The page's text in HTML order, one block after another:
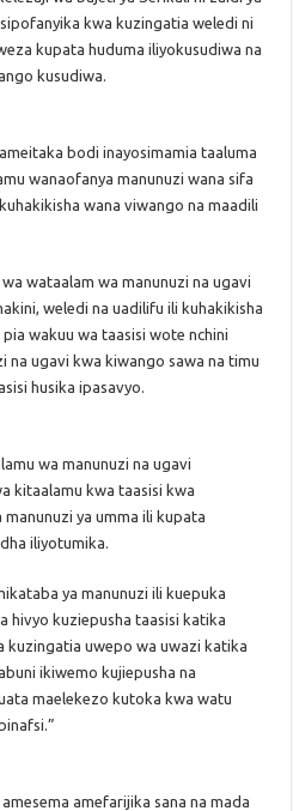
kwa kuzingatia weledi ni
kupata huduma iliyokusudiwa na
kusudiwa.
bodi inayosimamia taaluma
wanaofanya manunuzi wana sifa
wana viwango na maadili
wataalam wa manunuzi na ugavi
weledi na uadilifu ili kuhakikisha
wakuu wa taasisi wote nchini
na ugavi kwa kiwango sawa na timu
husika ipasavyo.
wa manunuzi na ugavi
kitaalamu kwa taasisi kwa
ya umma ili kupata
iliyotumika.
ya manunuzi ili kuepuka
hivyo kuziepusha taasisi katika
kuzingatia uwepo wa uwazi katika
ikiwemo kujiepusha na
maelekezo kutoka kwa watu
amefarijika sana na mada